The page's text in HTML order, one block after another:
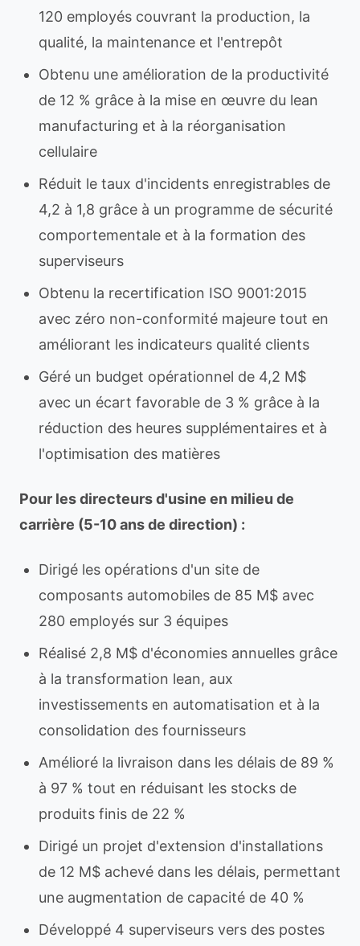
120 employés couvrant la production, la
qualité, la maintenance et l'entrepôt
Obtenu une amélioration de la productivité
de 12 % grâce à la mise en œuvre du lean
manufacturing et à la réorganisation
cellulaire
Réduit le taux d'incidents enregistrables de
4,2 à 1,8 grâce à un programme de sécurité
comportementale et à la formation des
superviseurs
Obtenu la recertification ISO 9001:2015
avec zéro non-conformité majeure tout en
améliorant les indicateurs qualité clients
Géré un budget opérationnel de 4,2 M$
avec un écart favorable de 3 % grâce à la
réduction des heures supplémentaires et à
l'optimisation des matières
Pour les directeurs d'usine en milieu de
carrière (5-10 ans de direction) :
Dirigé les opérations d'un site de
composants automobiles de 85 M$ avec
280 employés sur 3 équipes
Réalisé 2,8 M$ d'économies annuelles grâce
à la transformation lean, aux
investissements en automatisation et à la
consolidation des fournisseurs
Amélioré la livraison dans les délais de 89 %
à 97 % tout en réduisant les stocks de
produits finis de 22 %
Dirigé un projet d'extension d'installations
de 12 M$ achevé dans les délais, permettant
une augmentation de capacité de 40 %
Développé 4 superviseurs vers des postes